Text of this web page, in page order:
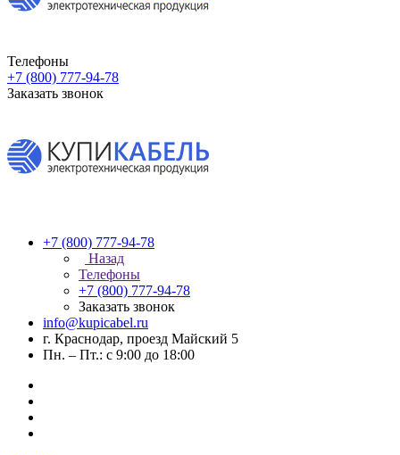
Телефоны
+7 (800) 777-94-78
Заказать звонок
+7 (800) 777-94-78
Назад
Телефоны
+7 (800) 777-94-78
Заказать звонок
info@kupicabel.ru
г. Краснодар, проезд Майский 5
Пн. – Пт.: с 9:00 до 18:00